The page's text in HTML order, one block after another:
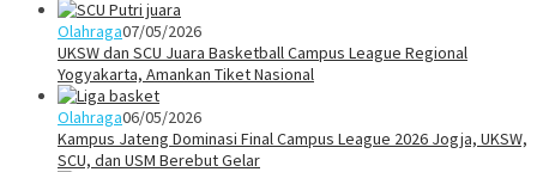
Olahraga07/05/2026
UKSW dan SCU Juara Basketball Campus League Regional
Yogyakarta, Amankan Tiket Nasional
Olahraga06/05/2026
Kampus Jateng Dominasi Final Campus League 2026 Jogja, UKSW,
SCU, dan USM Berebut Gelar